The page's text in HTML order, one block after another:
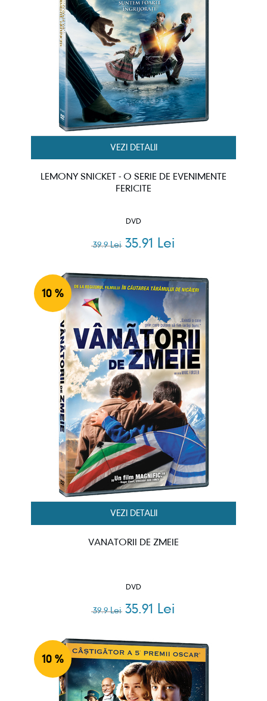
VEZI DETALII
LEMONY SNICKET - O SERIE DE EVENIMENTE
FERICITE
DVD
39.9 Lei 35.91 Lei
10 %
VEZI DETALII
VANATORII DE ZMEIE
DVD
39.9 Lei 35.91 Lei
10 %